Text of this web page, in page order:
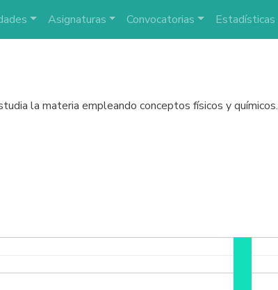
Asignaturas Convocatorias Estadísticas
la materia empleando conceptos físicos y químicos.